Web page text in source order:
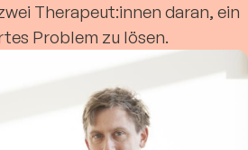
Therapeut:innen daran, ein
Problem zu lösen.